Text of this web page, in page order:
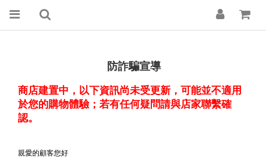
防詐騙宣導
商店建置中，以下資訊尚未受更新，可能並不適用
於您的購物體驗；若有任何疑問請與店家聯繫確
認。
親愛的顧客您好